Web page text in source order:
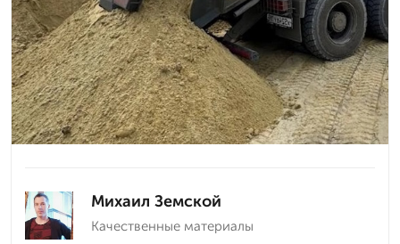
Михаил Земской
Качественные материалы